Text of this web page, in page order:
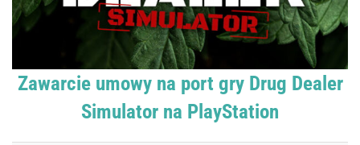
Zawarcie umowy na port gry Drug Dealer
Simulator na PlayStation